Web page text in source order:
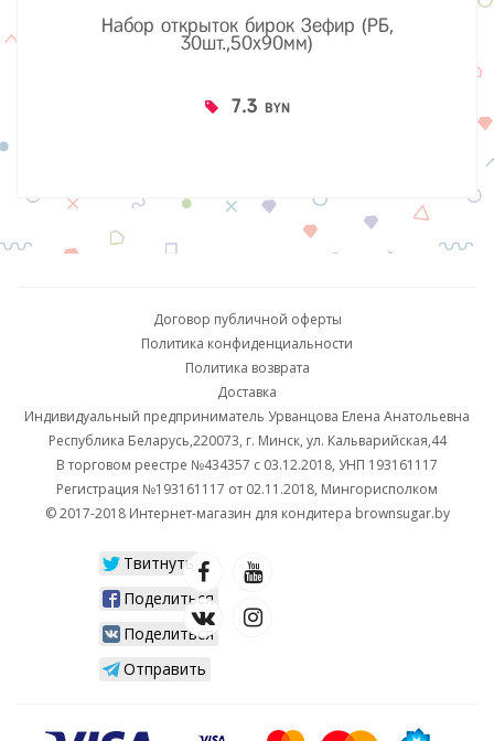
Набор открыток бирок Зефир (РБ,
30шт.,50х90мм)
7.3 BYN
Договор публичной оферты
Политика конфиденциальности
Политика возврата
Доставка
Индивидуальный предприниматель Урванцова Елена Анатольевна
Республика Беларусь,220073, г. Минск, ул. Кальварийская,44
В торговом реестре №434357 с 03.12.2018, УНП 193161117
Регистрация №193161117 от 02.11.2018, Мингорисполком
© 2017-2018 Интернет-магазин для кондитера brownsugar.by
Твитнуть
Поделиться
Поделиться
Отправить